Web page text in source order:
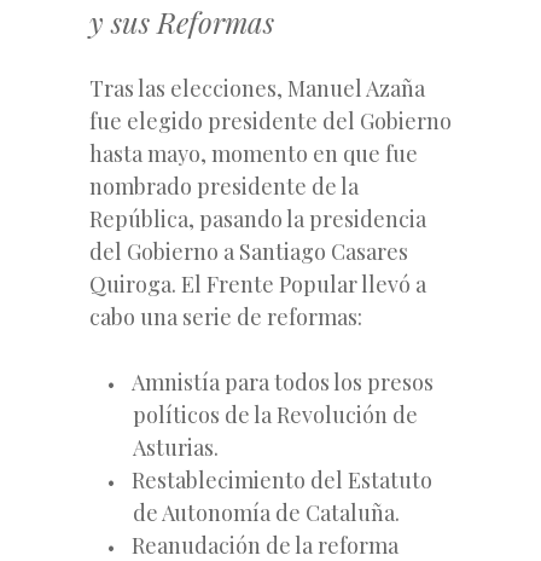
y sus Reformas
Tras las elecciones, Manuel Azaña
fue elegido presidente del Gobierno
hasta mayo, momento en que fue
nombrado presidente de la
República, pasando la presidencia
del Gobierno a Santiago Casares
Quiroga. El Frente Popular llevó a
cabo una serie de reformas:
Amnistía para todos los presos
políticos de la Revolución de
Asturias.
Restablecimiento del Estatuto
de Autonomía de Cataluña.
Reanudación de la reforma